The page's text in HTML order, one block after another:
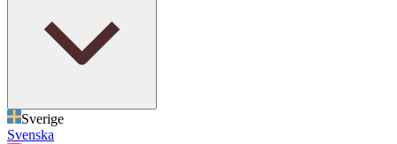
Sverige
Svenska